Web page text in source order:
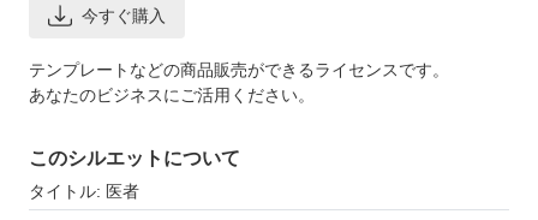
今すぐ購入
テンプレートなどの商品販売ができるライセンスです。
あなたのビジネスにご活用ください。
このシルエットについて
タイトル: 医者